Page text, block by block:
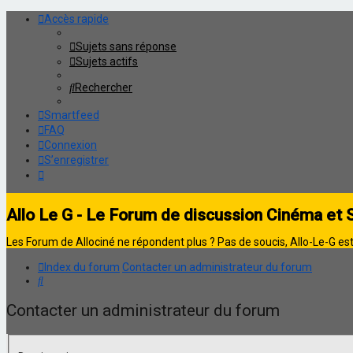
Accès rapide
Sujets sans réponse
Sujets actifs
Rechercher
Smartfeed
FAQ
Connexion
S’enregistrer
Allo Le G - Le Forum de discussion Cinéma et
Les Forum de Allociné ne répondent plus ? Pas de soucis, Allo-Le-G
Index du forum Contacter un administrateur du forum
Rechercher
Contacter un administrateur du forum